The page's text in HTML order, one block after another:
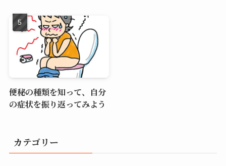
便秘の種類を知って、自分
の症状を振り返ってみよう
カテゴリー